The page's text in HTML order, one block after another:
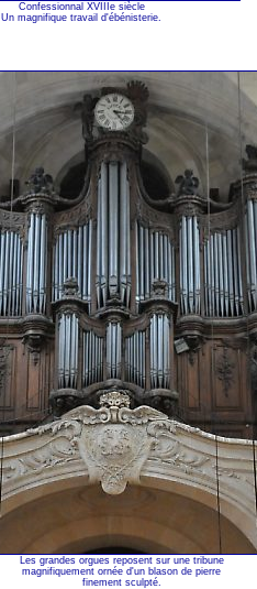
Confessionnal XVIIIe siècle
Un magnifique travail d'ébénisterie.
Les grandes orgues reposent sur une tribune
magnifiquement ornée d'un blason de pierre
finement sculpté.